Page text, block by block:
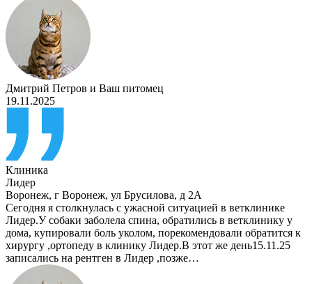
Дмитрий Петров и Ваш питомец
19.11.2025
Клиника
Лидер
Воронеж, г Воронеж, ул Брусилова, д 2А
Сегодня я столкнулась с ужасной ситуацией в ветклинике
Лидер.У собаки заболела спина, обратились в ветклинику у
дома, купировали боль уколом, порекомендовали обратится к
хирургу ,ортопеду в клинику Лидер.В этот же день15.11.25
записались на рентген в Лидер ,позже…